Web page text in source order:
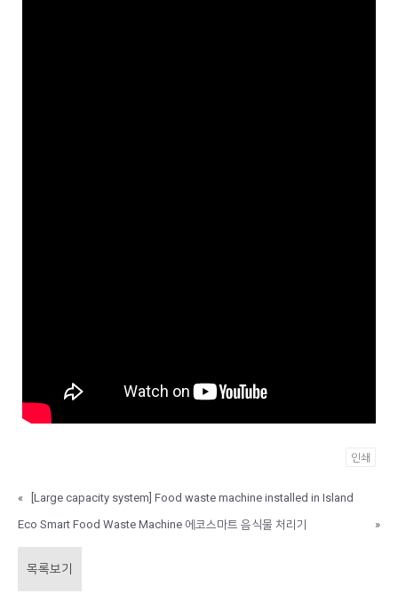
인쇄
«
[Large capacity system] Food waste machine installed in Island
Eco Smart Food Waste Machine 에코스마트 음식물 처리기
»
목록보기